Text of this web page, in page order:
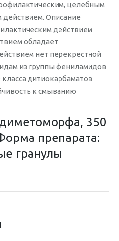
целебным
Описание
действием
обладает
нет перекрестной
из группы фениламидов
дитиокарбаматов
к смыванию
диметоморфа, 350
препарата:
гранулы